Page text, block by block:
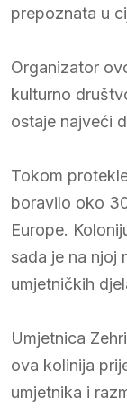
prepoznata u
Organizator
kulturno
ostaje najveći
Tokom
boravilo oko
Europe.
sada je na njoj
umjetničkih
Umjetnica
ova kolinija
umjetnika i